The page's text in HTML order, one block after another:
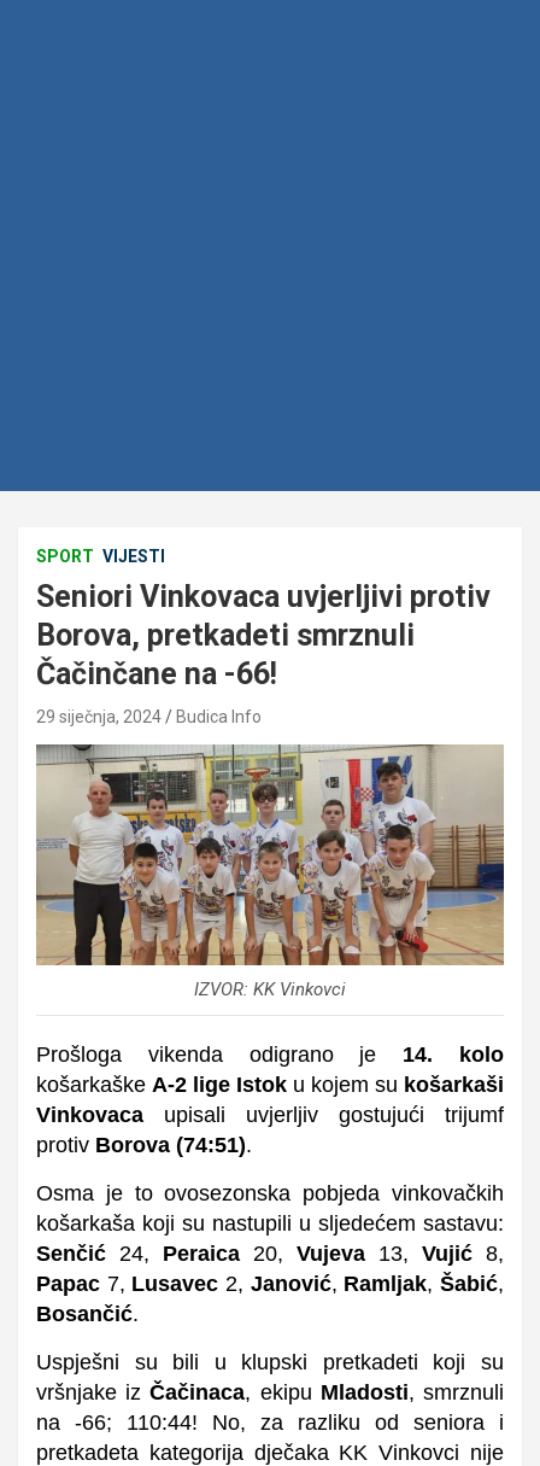
SPORT VIJESTI
Seniori Vinkovaca uvjerljivi protiv
Borova, pretkadeti smrznuli
Čačinčane na -66!
29 siječnja, 2024 Budica Info
IZVOR: KK Vinkovci
Prošloga vikenda odigrano je 14. kolo
košarkaške A-2 lige Istok u kojem su košarkaši
Vinkovaca upisali uvjerljiv gostujući trijumf
protiv Borova (74:51).
Osma je to ovosezonska pobjeda vinkovačkih
košarkaša koji su nastupili u sljedećem sastavu:
Senčić 24, Peraica 20, Vujeva 13, Vujić 8,
Papac 7, Lusavec 2, Janović, Ramljak,Šabić,
Bosančić.
Uspješni su bili u klupski pretkadeti koji su
vršnjake izČačinaca, ekipu Mladosti, smrznuli
na -66; 110:44! No, za razliku od seniora i
pretkadeta kategorija dječaka KK Vinkovci nije